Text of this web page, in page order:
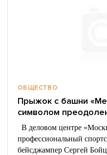
ОБЩЕСТВО
Прыжок с башни
символом
В деловом центре
профессиональный
бейсджампер Сергей